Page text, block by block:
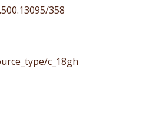
358
c_18gh